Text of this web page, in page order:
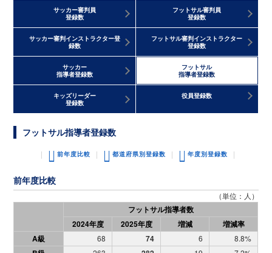
サッカー審判員
登録数
フットサル審判員
登録数
サッカー審判インストラクター登
録数
フットサル審判インストラクター
登録数
サッカー
指導者登録数
フットサル
指導者登録数
キッズリーダー
登録数
役員登録数
フットサル指導者登録数
前年度比較 都道府県別登録数 年度別登録数
前年度比較
（単位：人）
フットサル指導者数
2024年度
2025年度 増減
増減率
A級
68 74 6 8.8%